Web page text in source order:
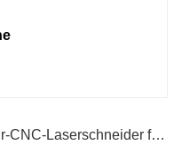
vorhergehend : Industrieller Rohr-CNC-Laserschneider für Metall